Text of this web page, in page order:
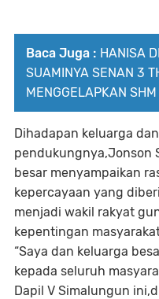
Baca Juga : HANISA
SUAMINYA SENAN 3
MENGGELAPKAN
Dihadapan keluarga
pendukungnya,Jonson
besar menyampaikan
kepercayaan yang
menjadi wakil rakyat
kepentingan
“Saya dan keluarga
kepada seluruh
Dapil V Simalungun